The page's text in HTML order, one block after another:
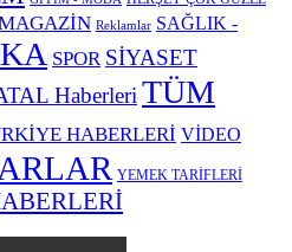
Reklamlar SAĞLIK -
SPOR SİYASET
Haberleri TÜM
HABERLERİ VİDEO
YEMEK TARİFLERİ